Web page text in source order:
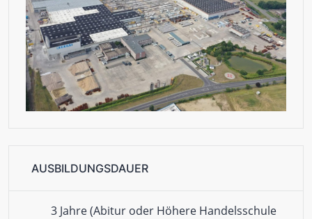
AUSBILDUNGSDAUER
3 Jahre (Abitur oder Höhere Handelsschule